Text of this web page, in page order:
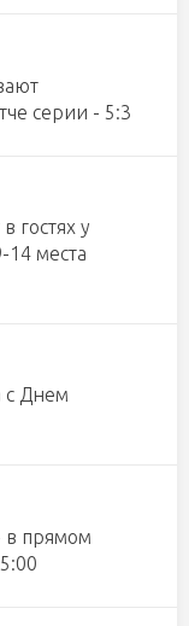
серии - 5:3
гостях у
14 места
с Днем
в прямом